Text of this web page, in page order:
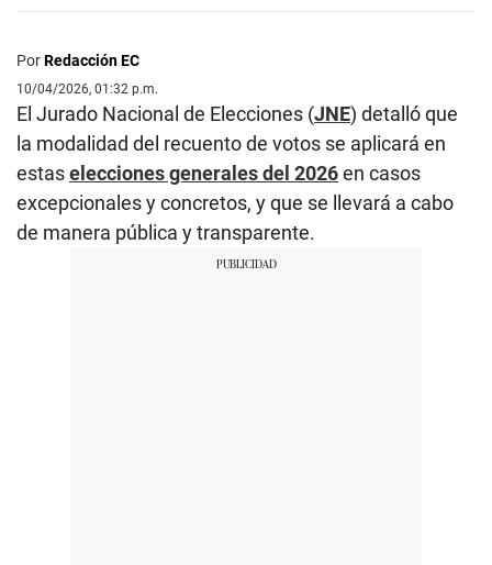
PorRedacción EC
10/04/2026, 01:32 p.m.
El Jurado Nacional de Elecciones (JNE) detalló que
la modalidad del recuento de votos se aplicará en
estaselecciones generales del 2026en casos
excepcionales y concretos, y que se llevará a cabo
de manera pública y transparente.